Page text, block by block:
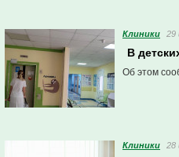
Клиники 29
В
Об этом
Клиники 28